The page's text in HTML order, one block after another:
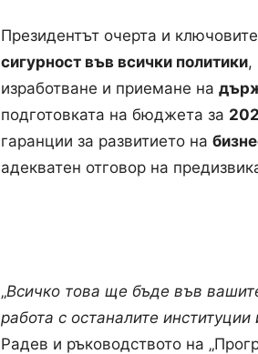
Президентът очерта и
сигурност във всички политики,
изработване и приемане на
подготовката на бюджета за
гаранции за развитието на
адекватен отговор на
„Всичко това ще бъде във
работа с останалите институции
Радев и ръководството на